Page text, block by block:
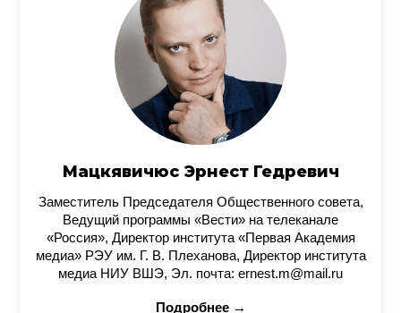
Мацкявичюс Эрнест Гедревич
Заместитель Председателя Общественного совета,
Ведущий программы «Вести» на телеканале
«Россия», Директор института «Первая Академия
медиа» РЭУ им. Г. В. Плеханова, Директор института
медиа НИУ ВШЭ, Эл. почта: ernest.m@mail.ru
Подробнее →